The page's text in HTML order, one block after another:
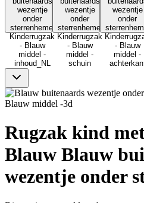
Rugzak kind
Blauw Blauw
wezentje onder